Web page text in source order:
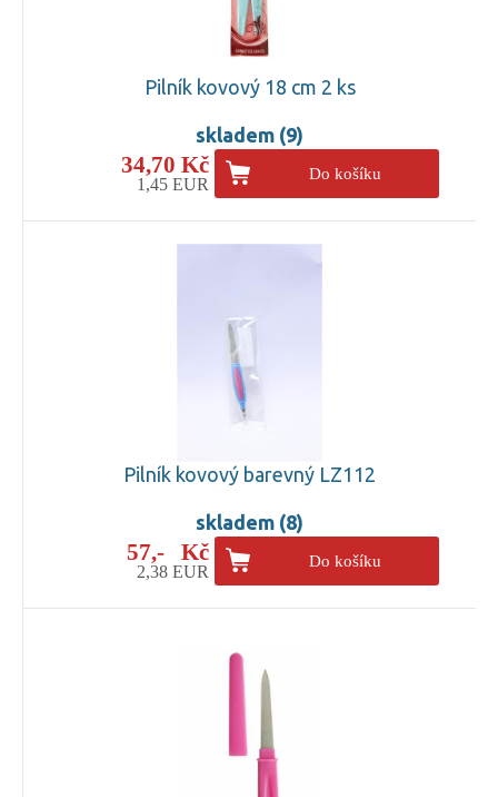
Pilník kovový 18 cm 2 ks
skladem (9)
34,70 Kč
1,45 EUR
Do košíku
Pilník kovový barevný LZ112
skladem (8)
57,- Kč
2,38 EUR
Do košíku